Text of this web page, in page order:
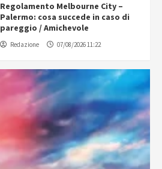
Regolamento Melbourne City –
Palermo: cosa succede in caso di
pareggio / Amichevole
Redazione 07/08/2026 11:22